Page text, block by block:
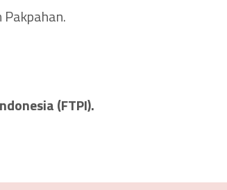
(FTPI).